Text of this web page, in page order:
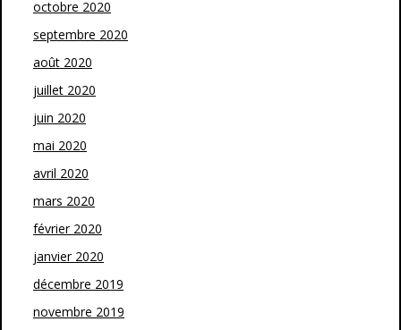
octobre 2020
septembre 2020
août 2020
juillet 2020
juin 2020
mai 2020
avril 2020
mars 2020
février 2020
janvier 2020
décembre 2019
novembre 2019